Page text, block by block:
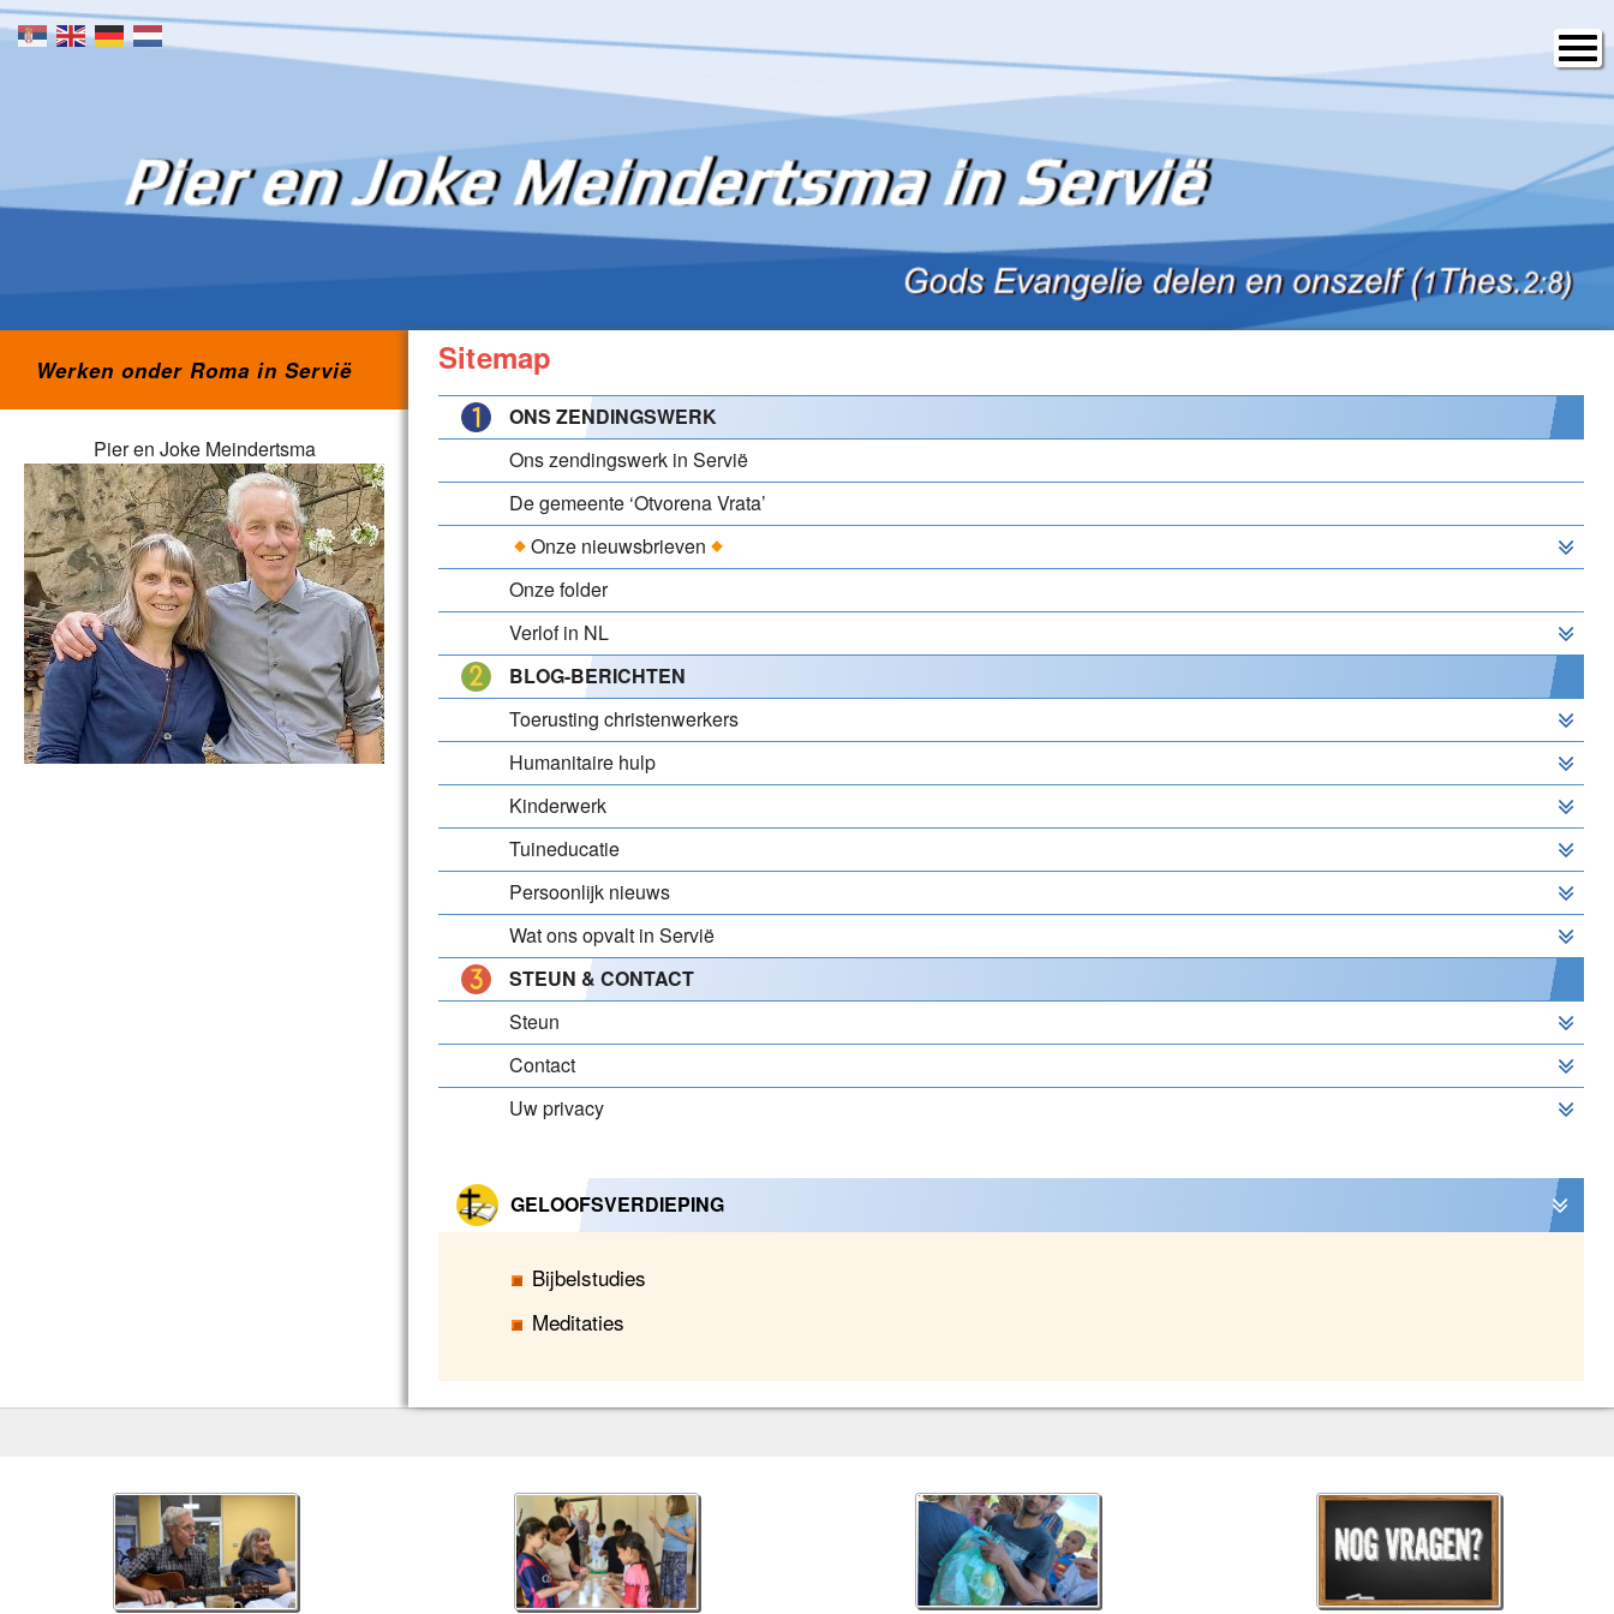
Skip to content
Sitemap
ONS ZENDINGSWERK
Ons zendingswerk in Servië
De gemeente ‘Otvorena Vrata’
Onze nieuwsbrieven
Onze folder
Verlof in NL
BLOG-BERICHTEN
Toerusting christenwerkers
Humanitaire hulp
Kinderwerk
Tuineducatie
Persoonlijk nieuws
Wat ons opvalt in Servië
STEUN & CONTACT
Steun
Contact
Uw privacy
GELOOFSVERDIEPING
Bijbelstudies
Meditaties
Werken onder Roma in Servië
Pier en Joke Meindertsma